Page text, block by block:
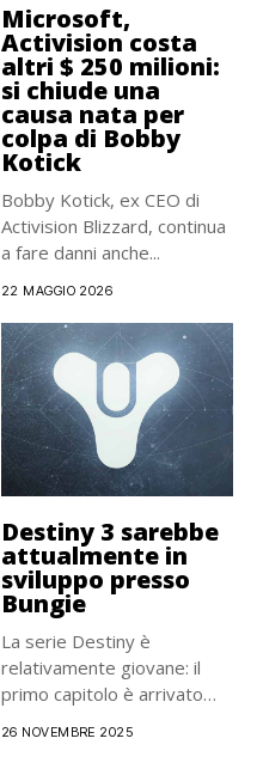
Microsoft,
Activision costa
altri $ 250 milioni:
si chiude una
causa nata per
colpa di Bobby
Kotick
Bobby Kotick, ex CEO di
Activision Blizzard, continua
a fare danni anche...
22 MAGGIO 2026
Destiny 3 sarebbe
attualmente in
sviluppo presso
Bungie
La serie Destiny è
relativamente giovane: il
primo capitolo è arrivato
26 NOVEMBRE 2025